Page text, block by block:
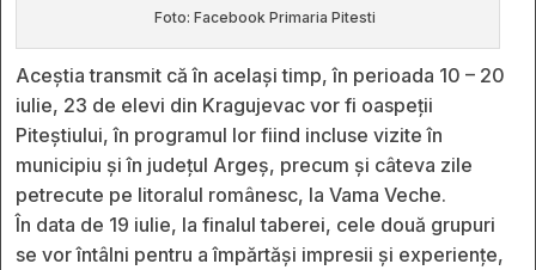
Foto: Facebook Primaria Pitesti
Aceștia transmit că în același timp, în perioada 10 – 20
iulie, 23 de elevi din Kragujevac vor fi oaspeții
Piteștiului, în programul lor fiind incluse vizite în
municipiu și în județul Argeș, precum și câteva zile
petrecute pe litoralul românesc, la Vama Veche.
În data de 19 iulie, la finalul taberei, cele două grupuri
se vor întâlni pentru a împărtăși impresii și experiențe,